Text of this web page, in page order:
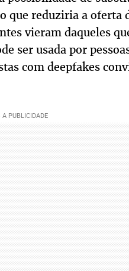
que reduziria a oferta
vieram daqueles
ser usada por
com deepfakes